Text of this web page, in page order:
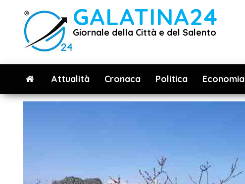
contenuto
GALATINA24
Giornale della Città e del Salento
Attualità Cronaca Politica Economia